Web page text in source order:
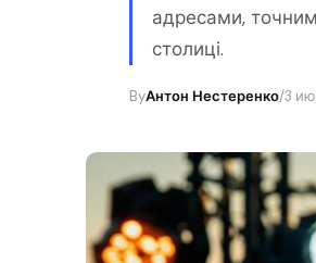
адресами,
столиці.
ByАнтон Нестеренко/3